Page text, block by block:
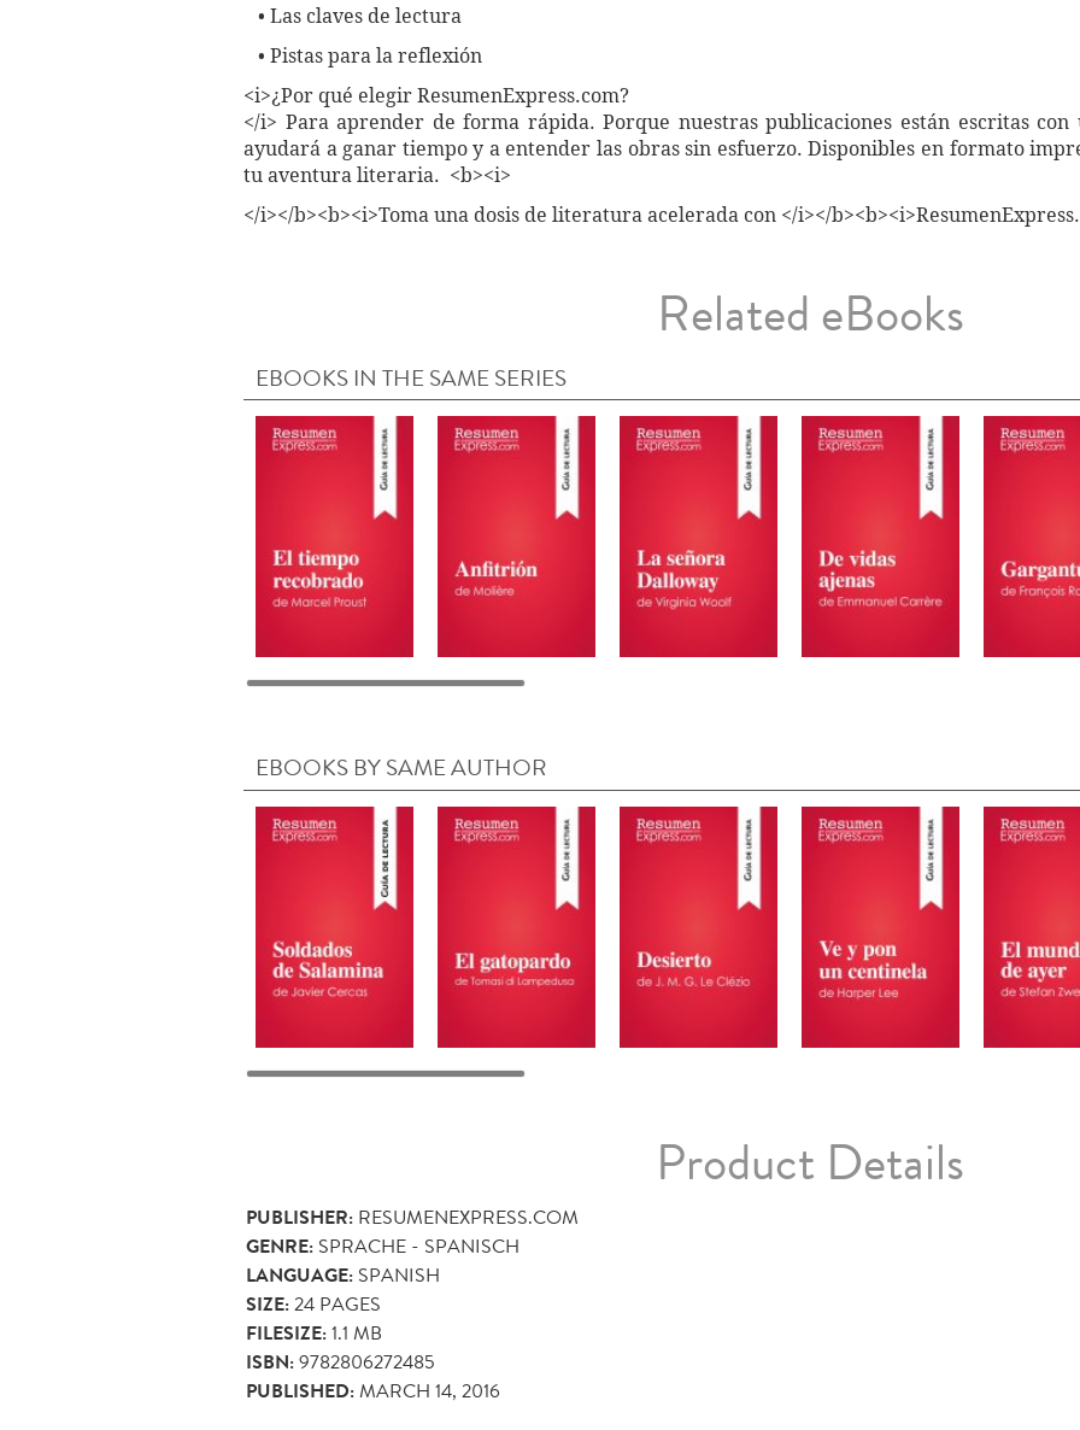
• Las claves de lectura
• Pistas para la reflexión
<i>¿Por qué elegir ResumenExpress.com?
</i> Para aprender de forma rápida. Porque nuestras publicaciones están escritas
ayudará a ganar tiempo y a entender las obras sin esfuerzo. Disponibles en formato
tu aventura literaria. <b><i>
</i></b><b><i>Toma una dosis de literatura acelerada con </i></
Related eBooks
EBOOKS IN THE SAME SERIES
EBOOKS BY SAME AUTHOR
Product Details
PUBLISHER: RESUMENEXPRESS.COM
GENRE: SPRACHE - SPANISCH
LANGUAGE: SPANISH
SIZE:24 PAGES
FILESIZE:1.1 MB
ISBN:9782806272485
PUBLISHED:MARCH 14, 2016